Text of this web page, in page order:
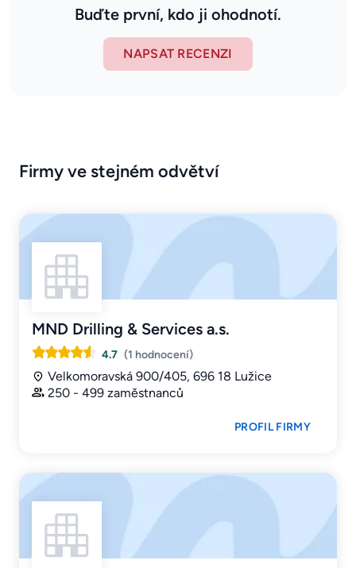
Buďte první, kdo ji ohodnotí.
NAPSAT RECENZI
Firmy ve stejném odvětví
MND Drilling & Services a.s.
4.7 (1 hodnocení)
Velkomoravská 900/405, 696 18 Lužice
250 - 499 zaměstnanců
PROFIL FIRMY